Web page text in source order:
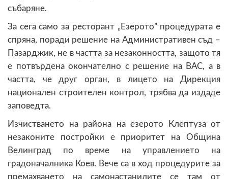
събаряне.
За сега само за ресторант „Езерото” процедурата е
спряна, поради решение на Административен съд –
Пазарджик, не в частта за незаконността, защото тя
е потвърдена окончателно с решение на ВАС, а в
частта, че друг орган, в лицето на Дирекция
национален строителен контрол, трябва да издаде
заповедта.
Изчистването на района на езерото Клептуза от
незаконите постройки е приоритет на Община
Велинград по време на управлението на
градоначалника Коев. Вече са в ход процедурите за
премахването на самонастанилите се там от